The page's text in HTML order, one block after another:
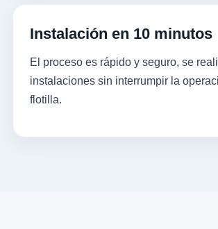
Instalación en 10 minutos
El proceso es rápido y seguro, se
instalaciones sin interrumpir la
flotilla.